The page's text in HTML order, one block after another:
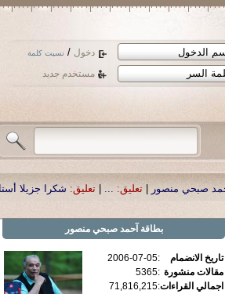
دخول / نسيت كلمة
مستخدم جديد
| تعليق: ...
|تعليق: شكرا جزيلا أستاذ حمد الحمد
بطاقة آحمد صبحي منصور
تاريخ الانضمام :
2006-07-05
مقالات منشورة :
5365
اجمالي القراءات:
71,816,215